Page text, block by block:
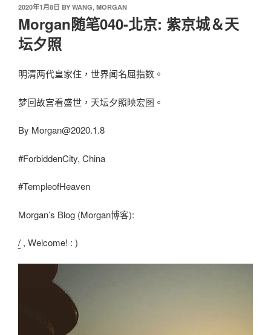
2020年1月8日 BY WANG, MORGAN
Morgan随笔040-北京: 紫京城＆天
坛夕照
明清两代皇家住，世界闻名屈指数。
梦回故宫看盛世，天坛夕照映宏图。
By Morgan@2020.1.8
#ForbiddenCity, China
#TempleofHeaven
Morgan’s Blog (Morgan博客):
/ , Welcome! : )